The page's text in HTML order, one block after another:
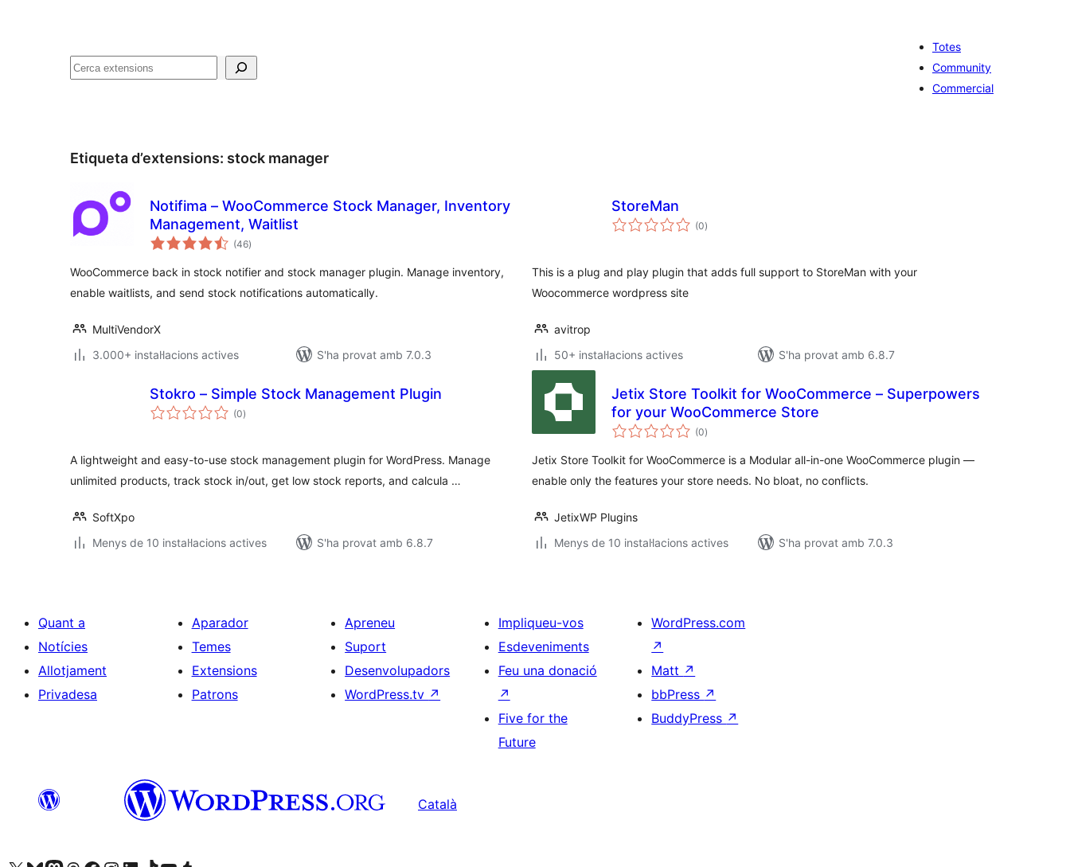
Cerca
Totes
Community
Commercial
Etiqueta d’extensions: stock manager
Notifima – WooCommerce Stock Manager, Inventory
Management, Waitlist
(46puntuacions
totals
)
WooCommerce back in stock notifier and stock manager plugin. Manage inventory,
enable waitlists, and send stock notifications automatically.
MultiVendorX
3.000+ instal·lacions actives
S'ha provat amb 7.0.3
StoreMan
(0puntuacions
totals
)
This is a plug and play plugin that adds full support to StoreMan with your
Woocommerce wordpress site
avitrop
50+ instal·lacions actives
S'ha provat amb 6.8.7
Stokro – Simple Stock Management Plugin
(0puntuacions
totals
)
A lightweight and easy-to-use stock management plugin for WordPress. Manage
unlimited products, track stock in/out, get low stock reports, and calcula …
SoftXpo
Menys de 10 instal·lacions actives
S'ha provat amb 6.8.7
Jetix Store Toolkit for WooCommerce – Superpowers
for your WooCommerce Store
(0puntuacions
totals
)
Jetix Store Toolkit for WooCommerce is a Modular all-in-one WooCommerce plugin —
enable only the features your store needs. No bloat, no conflicts.
JetixWP Plugins
Menys de 10 instal·lacions actives
S'ha provat amb 7.0.3
Quant a
Notícies
Allotjament
Privadesa
Aparador
Temes
Extensions
Patrons
Apreneu
Suport
Desenvolupadors
WordPress.tv ↗
Impliqueu-vos
Esdeveniments
Feu una donació
↗
Five for the
Future
WordPress.com
↗
Matt ↗
bbPress ↗
BuddyPress ↗
Català